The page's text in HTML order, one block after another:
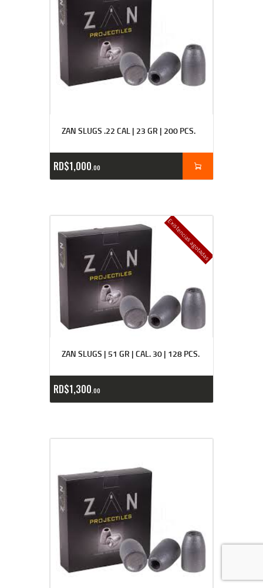
ZAN SLUGS .22 CAL | 23 GR | 200 PCS.
RD$1,000 00
Existencias agotadas
ZAN SLUGS | 51 GR | CAL. 30 | 128 PCS.
RD$1,300 00